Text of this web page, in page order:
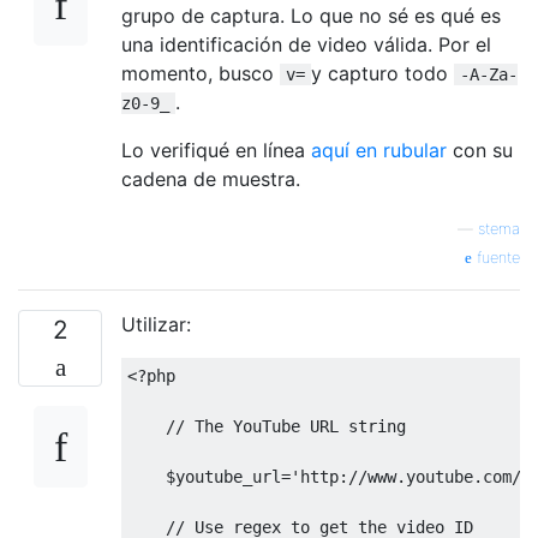
grupo de captura. Lo que no sé es qué es
una identificación de video válida. Por el
momento, busco
v= y capturo todo
-A-Za-
z0-9_
.
Lo verifiqué en línea aquí en rubular con su
cadena de muestra.
stema
fuente
2 Utilizar:
<?php
// The YouTube URL string
    $youtube_url
='http://www.youtube.com/
// Use regex to get the video ID